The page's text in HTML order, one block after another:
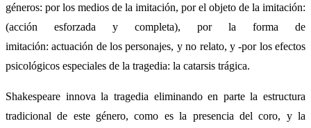
géneros: por los medios de la imitación, por el objeto de la imitación:
(acción esforzada y completa), por la forma de
imitación: actuación de los personajes, y no relato, y -por los efectos
psicológicos especiales de la tragedia: la catarsis trágica.
Shakespeare innova la tragedia eliminando en parte la estructura
tradicional de este género, como es la presencia del coro, y la